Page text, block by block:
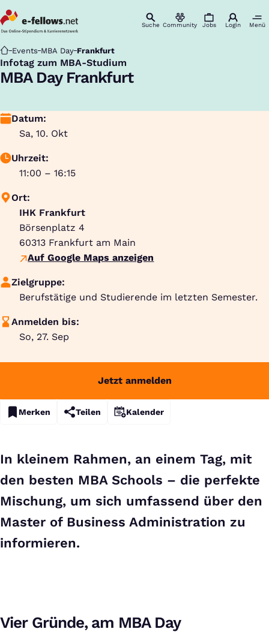
Suche Community Jobs Login Menü
Startseite
Events MBA Day Frankfurt
Infotag zum MBA-Studium
:
MBA Day Frankfurt
Datum:
Sa, 10. Okt
Uhrzeit:
11:00 – 16:15
Ort:
IHK Frankfurt
Börsenplatz 4
60313 Frankfurt am Main
Auf Google Maps anzeigen
Zielgruppe:
Berufstätige und Studierende im letzten Semester.
Anmelden bis:
So, 27. Sep
Jetzt anmelden
Merken Teilen Kalender
In kleinem Rahmen, an einem Tag, mit
den besten MBA Schools – die perfekte
Mischung, um sich umfassend über den
Master of Business Administration zu
informieren.
Vier Gründe, am MBA Day